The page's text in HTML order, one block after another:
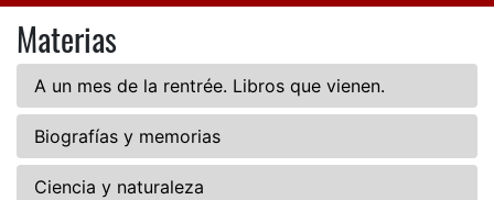
Materias
A un mes de la rentrée. Libros que vienen.
Biografías y memorias
Ciencia y naturaleza